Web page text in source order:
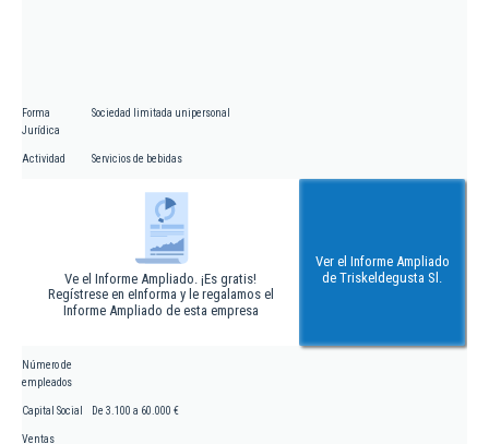
Forma
Jurídica
Sociedad limitada unipersonal
Actividad Servicios de bebidas
Ve el Informe Ampliado. ¡Es gratis!
Regístrese en eInforma y le regalamos el
Informe Ampliado de esta empresa
Ver el Informe Ampliado
de Triskeldegusta Sl.
Número de
empleados
Capital Social De 3.100 a 60.000 €
Ventas